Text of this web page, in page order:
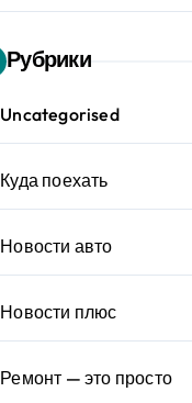
Рубрики
Uncategorised
Куда поехать
Новости авто
Новости плюс
Ремонт — это просто